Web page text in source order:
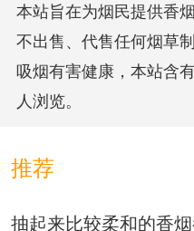
本站旨在为烟民提供香
不出售、代售任何烟草制
吸烟有害健康，本站含
人浏览。
推荐
抽起来比较柔和的香